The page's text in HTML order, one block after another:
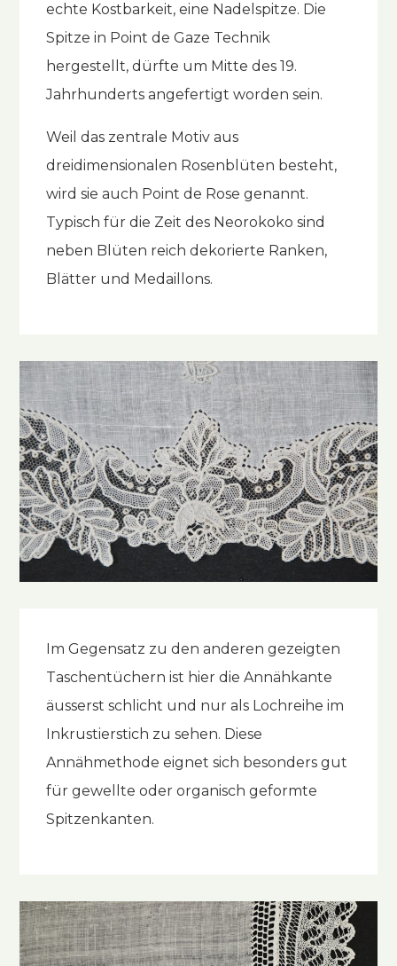
echte Kostbarkeit, eine Nadelspitze. Die
Spitze in Point de Gaze Technik
hergestellt, dürfte um Mitte des 19.
Jahrhunderts angefertigt worden sein.
Weil das zentrale Motiv aus
dreidimensionalen Rosenblüten besteht,
wird sie auch Point de Rose genannt.
Typisch für die Zeit des Neorokoko sind
neben Blüten reich dekorierte Ranken,
Blätter und Medaillons.
Im Gegensatz zu den anderen gezeigten
Taschentüchern ist hier die Annähkante
äusserst schlicht und nur als Lochreihe im
Inkrustierstich zu sehen. Diese
Annähmethode eignet sich besonders gut
für gewellte oder organisch geformte
Spitzenkanten.